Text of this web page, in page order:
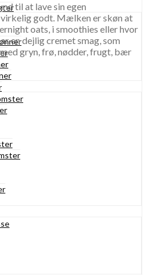
til at lave sin egen
godt. Mælken er skøn at
oats, i smoothies eller hvor
en dejlig cremet smag, som
gryn, frø, nødder, frugt, bær